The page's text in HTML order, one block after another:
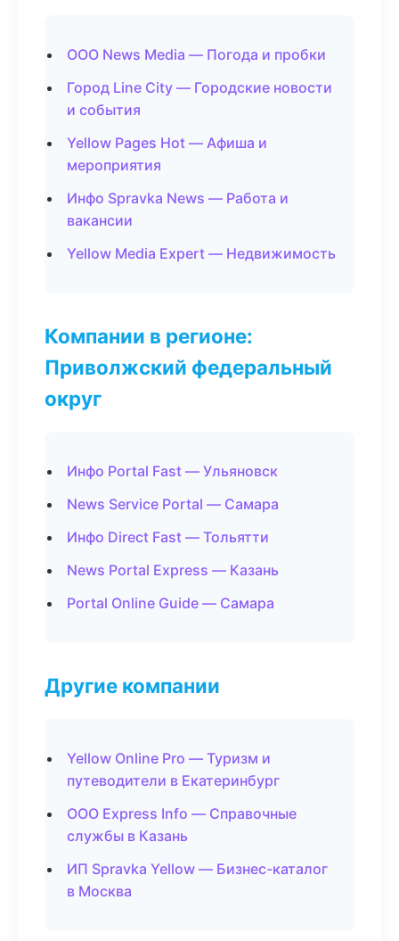
ООО News Media — Погода и пробки
Город Line City — Городские новости
и события
Yellow Pages Hot — Афиша и
мероприятия
Инфо Spravka News — Работа и
вакансии
Yellow Media Expert — Недвижимость
Компании в регионе:
Приволжский федеральный
округ
Инфо Portal Fast — Ульяновск
News Service Portal — Самара
Инфо Direct Fast — Тольятти
News Portal Express — Казань
Portal Online Guide — Самара
Другие компании
Yellow Online Pro — Туризм и
путеводители в Екатеринбург
ООО Express Info — Справочные
службы в Казань
ИП Spravka Yellow — Бизнес-каталог
в Москва